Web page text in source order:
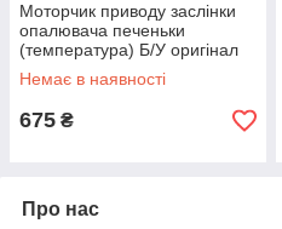
Моторчик приводу заслінки
опалювача печеньки
(температура) Б/У оригінал
Ford Mondeo 5 з 14-, Fusion
USA з 13-,
Немає в наявності
675 ₴
Про нас